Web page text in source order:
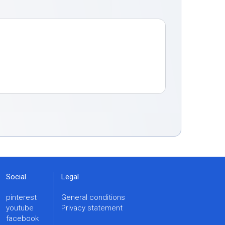
Social
pinterest
youtube
facebook
Legal
General conditions
Privacy statement